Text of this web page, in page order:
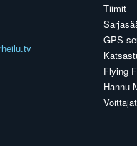
Tiimit
GPS-
Flying
Hannu